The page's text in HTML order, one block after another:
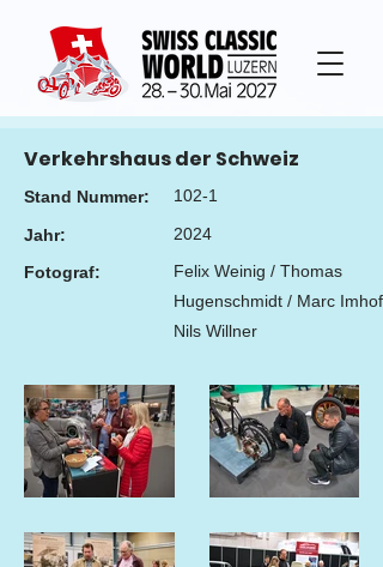
Verkehrshaus der Schweiz
Stand Nummer: 102-1
Jahr:
2024
Fotograf:
Felix Weinig / Thomas
Hugenschmidt / Marc Imhof /
Nils Willner